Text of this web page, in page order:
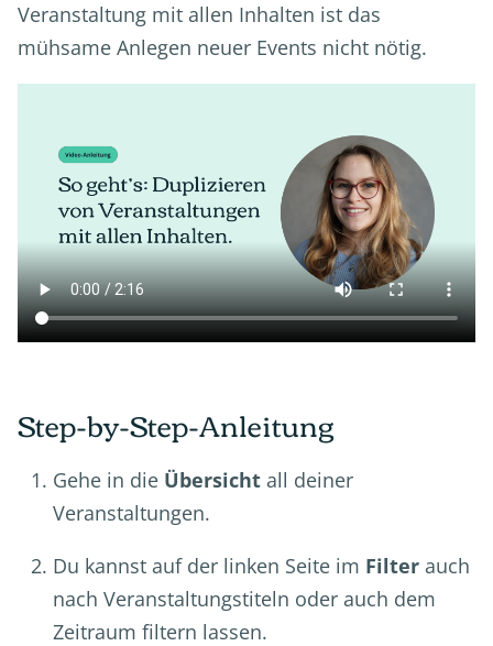
Veranstaltung mit allen Inhalten ist das
mühsame Anlegen neuer Events nicht nötig.
Step-by-Step-Anleitung
Gehe in die Übersicht all deiner
Veranstaltungen.
Du kannst auf der linken Seite im Filter auch
nach Veranstaltungstiteln oder auch dem
Zeitraum filtern lassen.